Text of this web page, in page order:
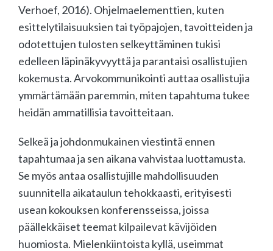
Verhoef, 2016). Ohjelmaelementtien, kuten
esittelytilaisuuksien tai työpajojen, tavoitteiden ja
odotettujen tulosten selkeyttäminen tukisi
edelleen läpinäkyvyyttä ja parantaisi osallistujien
kokemusta. Arvokommunikointi auttaa osallistujia
ymmärtämään paremmin, miten tapahtuma tukee
heidän ammatillisia tavoitteitaan.
Selkeä ja johdonmukainen viestintä ennen
tapahtumaa ja sen aikana vahvistaa luottamusta.
Se myös antaa osallistujille mahdollisuuden
suunnitella aikataulun tehokkaasti, erityisesti
usean kokouksen konferensseissa, joissa
päällekkäiset teemat kilpailevat kävijöiden
huomiosta. Mielenkiintoista kyllä, useimmat